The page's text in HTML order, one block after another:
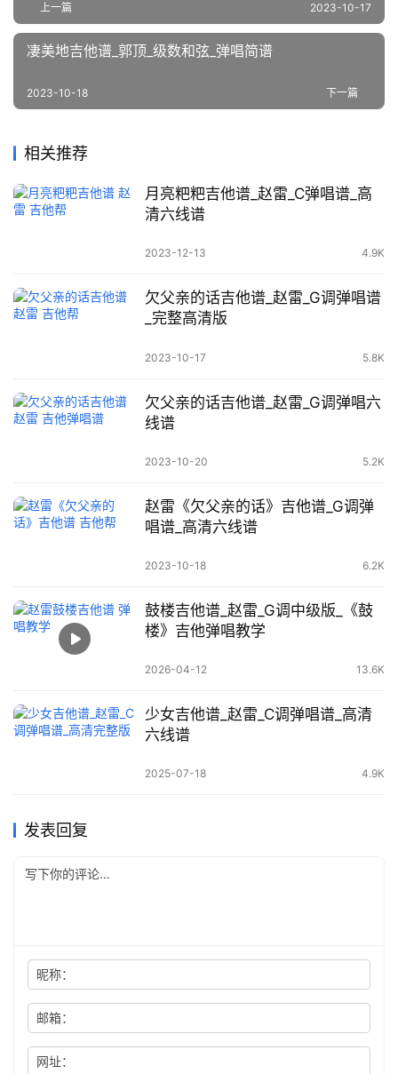
上一篇 2023-10-17
凄美地吉他谱_郭顶_级数和弦_弹唱简谱
下一篇
2023-10-18
相关推荐
月亮粑粑吉他谱_赵雷_C弹唱谱_高
清六线谱
2023-12-13 4.9K
欠父亲的话吉他谱_赵雷_G调弹唱谱
_完整高清版
2023-10-17 5.8K
欠父亲的话吉他谱_赵雷_G调弹唱六
线谱
2023-10-20 5.2K
赵雷《欠父亲的话》吉他谱_G调弹
唱谱_高清六线谱
2023-10-18 6.2K
鼓楼吉他谱_赵雷_G调中级版_《鼓
楼》吉他弹唱教学
2026-04-12 13.6K
少女吉他谱_赵雷_C调弹唱谱_高清
六线谱
2025-07-18 4.9K
发表回复
昵称：
邮箱：
网址：